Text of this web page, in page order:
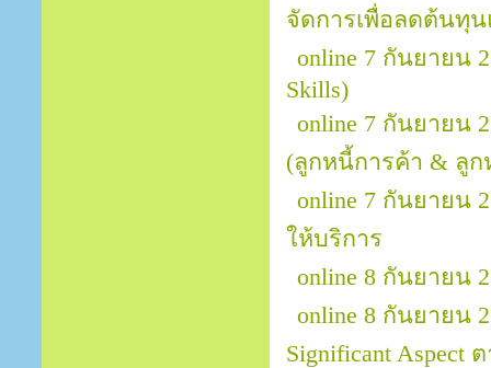
จัดการเพื่อลดต้นทุ
online 7 กันยายน
Skills)
online 7 กันยายน
(ลูกหนี้การค้า & ลูก
online 7 กันยายน
ให้บริการ
online 8 กันยายน
online 8 กันยายน
Significant Aspect